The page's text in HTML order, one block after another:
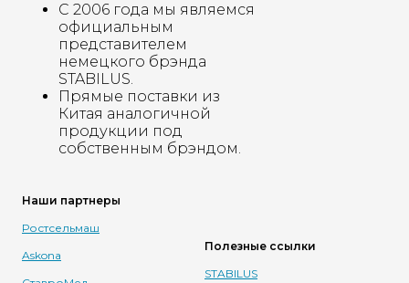
*** Нажимая на кнопку, вы даете согласие на обработку
персональных данных и соглашаетесь c
конфиденциальных данных
С 2006 года мы являемся
официальным
представителем
немецкого брэнда
STABILUS.
Прямые поставки из
Китая аналогичной
продукции под
собственным брэндом.
Наши партнеры
Ростсельмаш
Askona
Полезные ссылки
STABILUS